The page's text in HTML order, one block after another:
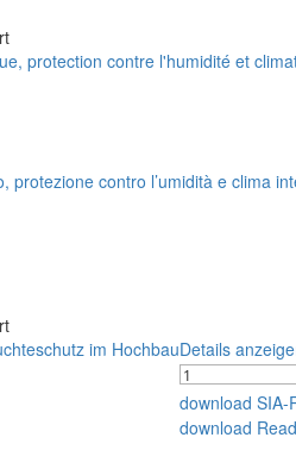
protection contre l'humidité et
protezione contro l’umidità e clima
im HochbauDetails
download SIA-
download